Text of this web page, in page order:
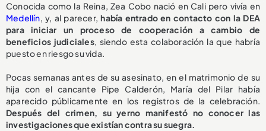
Conocida como la Reina, Zea Cobo nació en Cali pero vivía en
Medellín, y, al parecer,había entrado en contacto con la DEA
para iniciar un proceso de cooperación a cambio de
beneficios judiciales, siendo esta colaboración la que habría
puesto en riesgo su vida.
Pocas semanas antes de su asesinato, en el matrimonio de su
hija con el cancante Pipe Calderón, María del Pilar había
aparecido públicamente en los registros de la celebración.
Después del crimen, su yerno manifestó no conocer las
investigaciones que existían contra su suegra.